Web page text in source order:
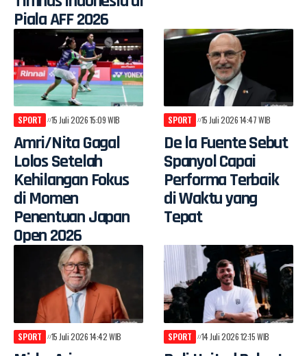
Piala AFF 2026
SPORT 15 Juli 2026 15:09 WIB
Amri/Nita Gagal
Lolos Setelah
Kehilangan Fokus
di Momen
Penentuan Japan
Open 2026
SPORT 15 Juli 2026 14:47 WIB
De la Fuente Sebut
Spanyol Capai
Performa Terbaik
di Waktu yang
Tepat
SPORT 15 Juli 2026 14:42 WIB SPORT 14 Juli 2026 12:15 WIB